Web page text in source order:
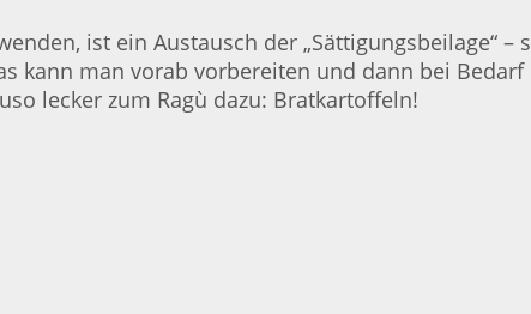
ist ein Austausch der „Sättigungsbeilage“
kann man vorab vorbereiten und dann bei
lecker zum Ragù dazu: Bratkartoffeln!